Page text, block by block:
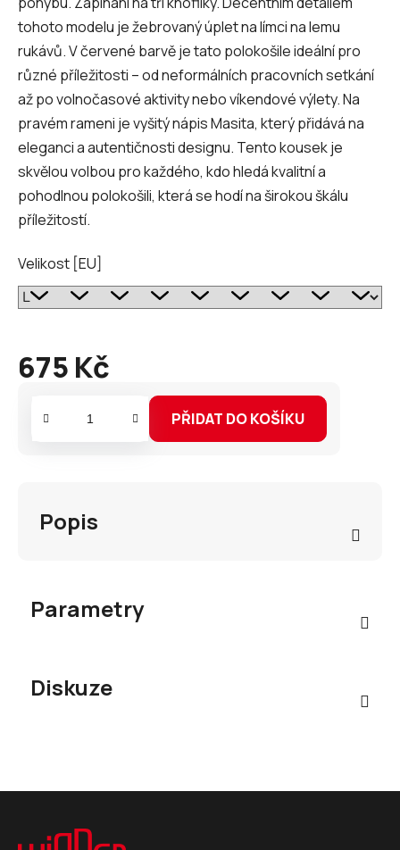
tohoto modelu je žebrovaný úplet na límci na lemu
rukávů. V červené barvě je tato polokošile ideální pro
různé příležitosti – od neformálních pracovních setkání
až po volnočasové aktivity nebo víkendové výlety. Na
pravém rameni je vyšitý nápis Masita, který přidává na
eleganci a autentičnosti designu. Tento kousek je
skvělou volbou pro každého, kdo hledá kvalitní a
pohodlnou polokošili, která se hodí na širokou škálu
příležitostí.
Velikost [EU]
675 Kč
Měrná
PŘIDAT DO KOŠÍKU
Popis
Parametry
Diskuze